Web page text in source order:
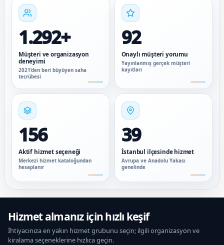
1.292+
Müşteri ve organizasyon
deneyimi
2021’den beri büyüyen saha
tecrübesi
92
Onaylı müşteri yorumu
Yayınlanmış gerçek müşteri
kayıtları
156
Aktif hizmet seçeneği
Merkezi hizmet kataloğundan
hesaplanır
39
İstanbul ilçesinde hizmet
Avrupa ve Anadolu Yakası
genelinde
Hizmet almanız için hızlı keşif
İhtiyacınıza en yakın hizmet grubunu seçin; ilgili organizasyon ve
kiralama seçeneklerine hızlıca geçin.